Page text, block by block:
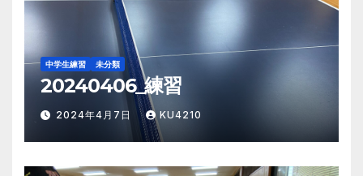
中学生練習 未分類
20240406_練習
2024年4月7日 KU4210